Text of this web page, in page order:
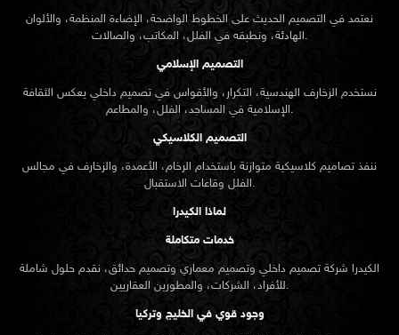
نعتمد في التصميم الحديث على الخطوط الواضحة، الإضاءة المنظمة، والألوان
الهادئة، ونطبقه في الفلل، المكاتب، والصالات.
التصميم الإسلامي
نستخدم الزخارف الهندسية، التكرار، والأقواس في تصميم داخلي يعكس الثقافة
الإسلامية في المساجد، الفلل، والمطاعم.
التصميم الكلاسيكي
ننفذ تصاميم كلاسيكية متوازنة باستخدام الرخام، الأعمدة، والزخارف في مجالس
الفلل وقاعات الاستقبال.
لماذا الكيدرا
خدمات متكاملة
الكيدرا شركة تصميم داخلي وتصميم معماري وتصميم حدائق، نقدم حلول شاملة
للأفراد، الشركات، والمطورين العقاريين.
وجود قوي في الخليج وتركيا